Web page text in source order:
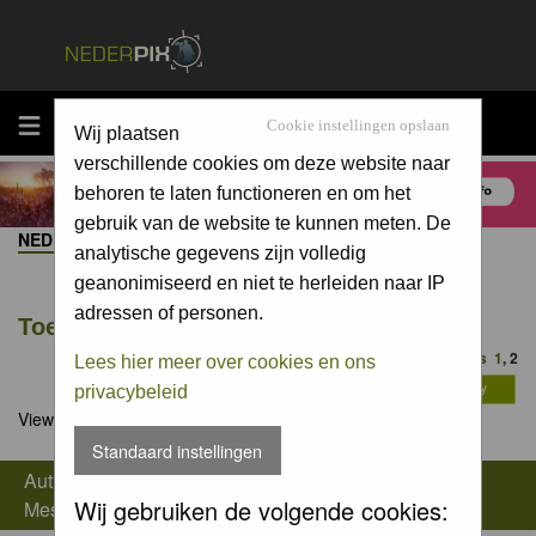
MENU Cookie instellingen opslaan
Wij plaatsen
verschillende cookies om deze website naar
behoren te laten functioneren en om het
gebruik van de website te kunnen meten. De
analytische gegevens zijn volledig
geanonimiseerd en niet te herleiden naar IP
adressen of personen.
Lees hier meer over cookies en ons
privacybeleid
Standaard instellingen
Wij gebruiken de volgende cookies:
NEDERPIX.NL FORUM INDEX
Toekomst van Nederpix
Goto page Previous 1,2
View previous topic
Author
Message